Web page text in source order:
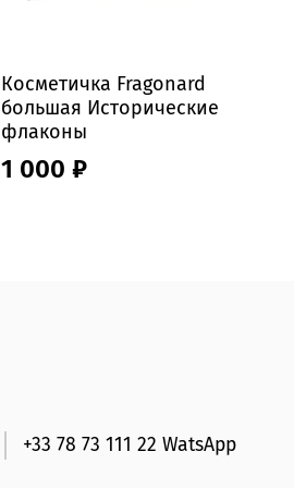
Косметичка Fragonard
большая Исторические
флаконы
1 000 ₽
+33 78 73 111 22 WatsApp